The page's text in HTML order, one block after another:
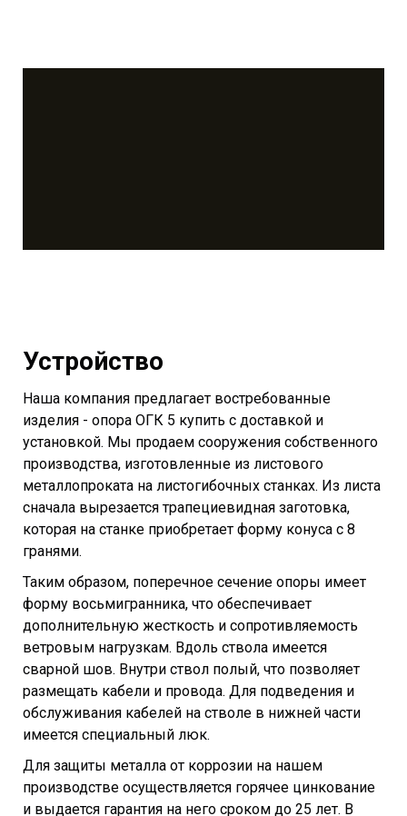
Устройство
Наша компания предлагает востребованные
изделия - опора ОГК 5 купить с доставкой и
установкой. Мы продаем сооружения собственного
производства, изготовленные из листового
металлопроката на листогибочных станках. Из листа
сначала вырезается трапециевидная заготовка,
которая на станке приобретает форму конуса с 8
гранями.
Таким образом, поперечное сечение опоры имеет
форму восьмигранника, что обеспечивает
дополнительную жесткость и сопротивляемость
ветровым нагрузкам. Вдоль ствола имеется
сварной шов. Внутри ствол полый, что позволяет
размещать кабели и провода. Для подведения и
обслуживания кабелей на стволе в нижней части
имеется специальный люк.
Для защиты металла от коррозии на нашем
производстве осуществляется горячее цинкование
и выдается гарантия на него сроком до 25 лет. В